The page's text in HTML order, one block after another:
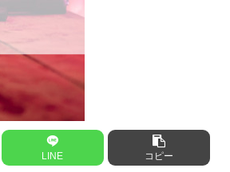
LINE コピー